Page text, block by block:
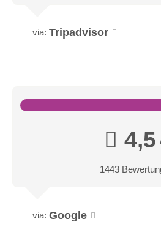
via: Tripadvisor
4,5
1443
via: Google